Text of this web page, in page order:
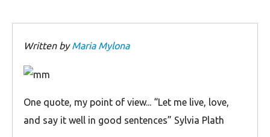
Written byMaria Mylona
Οne quote, my point of view... “Let me live, love,
and say it well in good sentences” Sylvia Plath